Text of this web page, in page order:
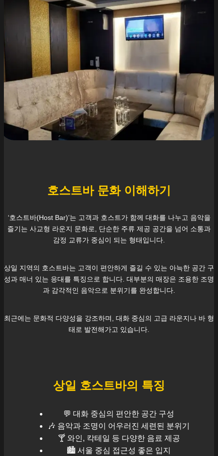
호스트바 문화 이해하기
‘호스트바(Host Bar)’는 고객과 호스트가 함께 대화를 나누고 음악을
즐기는 사교형 라운지 문화로, 단순한 주류 제공 공간을 넘어 소통과
감정 교류가 중심이 되는 형태입니다.
상일 지역의 호스트바는 고객이 편안하게 즐길 수 있는 아늑한 공간 구
성과 매너 있는 응대를 특징으로 합니다. 대부분의 매장은 조용한 조명
과 감각적인 음악으로 분위기를 완성합니다.
최근에는 문화적 다양성을 강조하며, 대화 중심의 고급 라운지나 바 형
태로 발전해가고 있습니다.
상일 호스트바의 특징
💬 대화 중심의 편안한 공간 구성
🎶 음악과 조명이 어우러진 세련된 분위기
🍸 와인, 칵테일 등 다양한 음료 제공
🏙️ 서울 중심 접근성 좋은 입지